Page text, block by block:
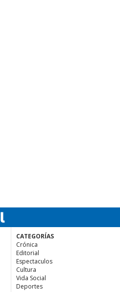
CATEGORÍAS
Crónica
Editorial
Espectaculos
Cultura
Vida Social
Deportes